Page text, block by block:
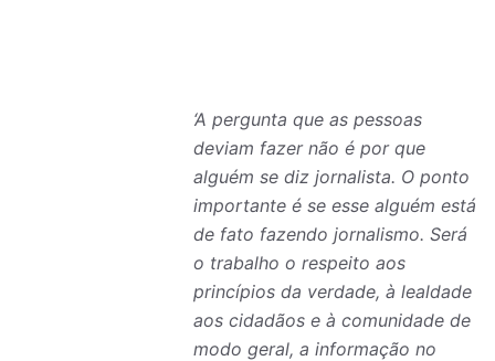
‘A pergunta que as pessoas
deviam fazer não é por que
alguém se diz jornalista. O ponto
importante é se esse alguém está
de fato fazendo jornalismo. Será
o trabalho o respeito aos
princípios da verdade, à lealdade
aos cidadãos e à comunidade de
modo geral, a informação no